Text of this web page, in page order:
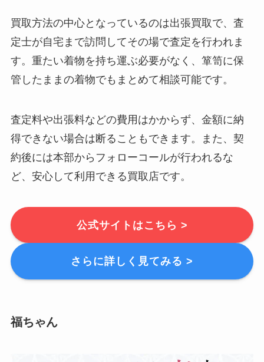
買取方法の中心となっているのは出張買取で、査
定士が自宅まで訪問してその場で査定を行われま
す。重たい着物を持ち運ぶ必要がなく、箪笥に保
管したままの着物でもまとめて相談可能です。
査定料や出張料などの費用はかからず、金額に納
得できない場合は断ることもできます。また、契
約後には本部からフォローコールが行われるな
ど、安心して利用できる買取店です。
公式サイトはこちら >
さらに詳しく見てみる >
福ちゃん